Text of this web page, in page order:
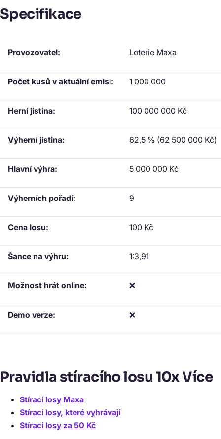
Specifikace
Provozovatel: Loterie Maxa
Počet kusů v aktuální emisi: 1 000 000
Herní jistina: 100 000 000 Kč
Výherní jistina: 62,5 % (62 500 000 Kč)
Hlavní výhra: 5 000 000 Kč
Výherních pořadí: 9
Cena losu: 100 Kč
Šance na výhru: 1:3,91
Možnost hrát online: ❌
Demo verze: ❌
Pravidla stíracího losu 10x Více
Stírací losy Maxa
Stírací losy, které vyhrávají
Stírací losy za 50 Kč